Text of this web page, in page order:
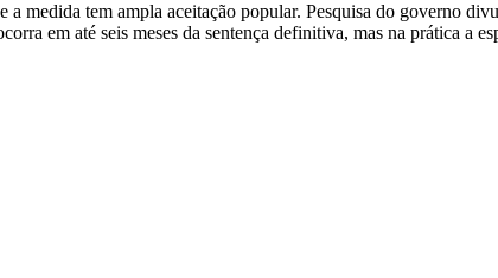
medida tem ampla aceitação popular. Pesquisa do governo
em até seis meses da sentença definitiva, mas na prática a